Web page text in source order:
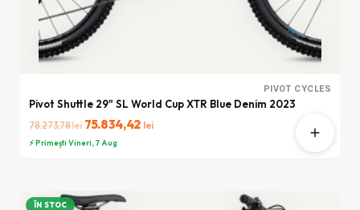
PIVOT CYCLES
Pivot Shuttle 29" SL World Cup XTR Blue Denim 2023
78.273,78lei Prețul
inițial
78.273,78 lei.
75.834,42 leiPrețul
⚡ Primești Vineri, 7 Aug
ÎN STOC